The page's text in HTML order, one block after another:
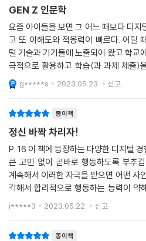
움을 추구하며 환경을 보호해야 한다는
니다.
--- p.140
나와 비슷한 사람들의 견해만 부풀려져
을 ‘에코챔버(Echo--- p.chamber)’라
의견과 비슷한 사람들만 가득 모여있다
죠. 에코챔버는 내가 가지고 있는 생각과
증 편향’을 강화합니다.
--- p.157
가 대표적이다. 이 책을 통해 그들이 왜
더욱 완벽히 설계되는 디지털 세상에서
있는지 확인해 보자. 소셜 미디어의 적극
들이 전하고자 한 메시지는 무엇인지도
알고리즘, 디지털 공해로부터 해방되고
미드저니, 챗GPT 등 AI 기술의 습격에 현
얼마 전 대화형 인공지능 챗GPT의 등장
T가 쓴 책이 출간되며 AI 기술이 우리의
대해 많은 사람이 위기감에 휩싸이기도
과거부터 반복되고 있다. 메타버스의 등
인터넷의 등장이 그러했다. 세상의 판도
을 때 우리는 어떤 시각으로 그 기술을
이러한 기술을 현명하게 이용하는 법과
GEN Z 인문학
요즘 아이들을 보면 그 어느 때보다 디지
고 또 이해도와 적응력이 빠르다. 어릴
털 기술과 기기들에 노출되어 왔고 학교
극적으로 활용하고 학습(과 과제 제출)
지지 않을래야 않을수가 없다. 이제는 얼마나 디지털 기
술에 빠르게 적응하고 잘 활용할 수 있는
g*****s 2023.05.23. 신고
종이책
정신 바짝 차리자!
P. 16 이 책에 등장하는 다양한 디지털
큰 고민 없이 곧바로 행동하도록 부추
계속해서 이러한 자극을 받으면 어떤 사
각해서 합리적으로 행동하는 능력이 약
i*****3 2023.05.22. 신고
종이책